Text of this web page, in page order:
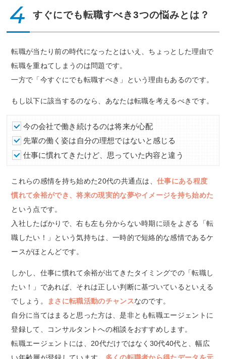
4 すぐにでも転職すべき3つの悩みとは？
転職が当たり前の時代になったとはいえ、ちょっとした理由で
転職を重ねてしまうのは問題です。
一方で「今すぐにでも転職すべき」という理由もあるのです。
もし以下に該当するのなら、あなたは転職を考えるべきです。
今の会社で働き続けるのは将来が心配
先輩の働く姿は自分の理想ではないと感じる
仕事に慣れてきたけど、思っていた内容と違う
これらの感情を持ち始めた20代の共通点は、仕事にある程度
慣れて余裕ができ、将来の現実的な夢やイメージを持ち始めた
という点です。
入社したばかりで、右も左も分からない時期に頭をよぎる「転
職したい！」という気持ちは、一時的で短絡的な感情であるケ
ースがほとんどです。
しかし、仕事に慣れて余裕が出てきたタイミングでの「転職し
たい！」であれば、それは正しい判断に基づいているといえる
でしょう。
まさに転職活動のチャンスなのです。
自分に当てはまると思った方は、是非とも転職エージェントに
登録して、コンサルタントへの相談をおすすめします。
転職エージェントには、20代だけではなく30代40代と、幅広
い年齢層が登録しています。 多くの転職者から得たデータを元